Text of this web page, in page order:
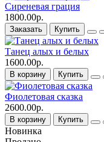
Сиреневая грация
1800.00р.
Заказать Купить
Танец алых и белых
1600.00р.
В корзину Купить
Фиолетовая сказка
2600.00р.
В корзину Купить
Новинка